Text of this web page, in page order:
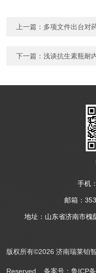
上一篇： 多项文件出台对
下一篇：浅谈抗生素瓶耐
手机
邮箱：
地址：山东省济南市槐
版权所有©2026 济南瑞莱铂
Reserved备案号：鲁ICP